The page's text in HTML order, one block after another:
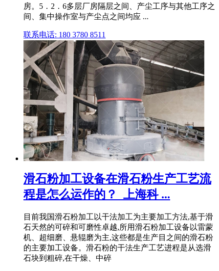
房。5．2．6多层厂房隔层之间、产尘工序与其他工序之
间、集中操作室与产尘点之间均应 ...
联系电话: 180 3780 8511
滑石粉加工设备在滑石粉生产工艺流
程是怎么运作的？_上海科 ...
目前我国滑石粉加工以干法加工为主要加工方法,基于滑
石天然的可碎和可磨性卓越,所用滑石粉加工设备以雷蒙
机、超细磨、悬辊磨为主,这些都是生产目之间的滑石粉
的主要加工设备。滑石粉的干法生产工艺进程是从选滑
石块到粗碎,在干燥、中碎